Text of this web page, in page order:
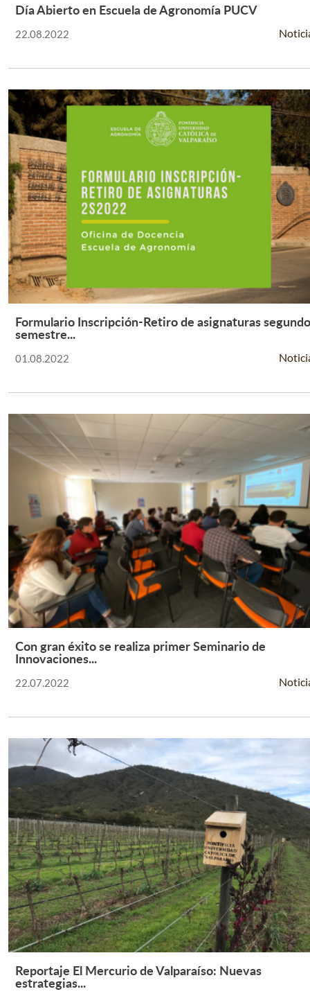
Leer Más +
Día Abierto en Escuela de Agronomía PUCV
22.08.2022
Leer Más +
Formulario Inscripción-Retiro de asignaturas segundo
semestre...
01.08.2022
Leer Más +
Con gran éxito se realiza primer Seminario de
Innovaciones...
22.07.2022
Leer Más +
Reportaje El Mercurio de Valparaíso: Nuevas
estrategias...